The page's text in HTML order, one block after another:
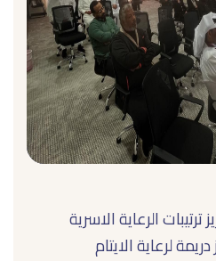
ترتيبات الرعاية الاسرية
لرعاية الايتام